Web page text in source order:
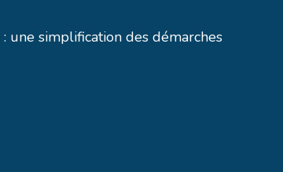
une simplification des démarches